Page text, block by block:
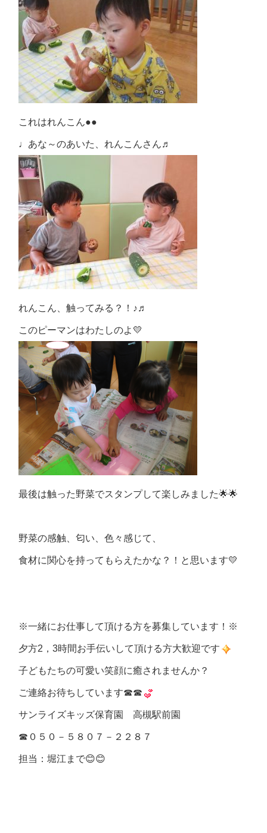
これはれんこん●●
♩あな～のあいた、れんこんさん♬
れんこん、触ってみる？！♪♬
このピーマンはわたしのよ💛
最後は触った野菜でスタンプして楽しみました🌟🌟
野菜の感触、匂い、色々感じて、
食材に関心を持ってもらえたかな？！と思います💛
※一緒にお仕事して頂ける方を募集しています！※
夕方2，3時間お手伝いして頂ける方大歓迎です
子どもたちの可愛い笑顔に癒されませんか？
ご連絡お待ちしています☎☎
サンライズキッズ保育園 高槻駅前園
☎０５０－５８０７－２２８７
担当：堀江まで😊😊